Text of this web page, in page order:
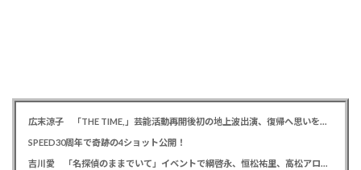
広末涼子 「THE TIME,」芸能活動再開後初の地上波出演、復帰へ思いを告白「自分の弱い部分だったり…」
SPEED30周年で奇跡の4ショット公開！
吉川愛 「名探偵のままでいて」イベントで綱啓永、恒松祐里、高松アロハと息ピッタリの仲良しトーク